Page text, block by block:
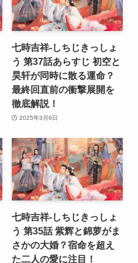
七時吉祥-しちじきっしょ
う 第37話あらすじ 初空と
昊轩が同時に散る運命？
最終回直前の衝撃展開を
徹底解説！
2025年3月6日
七時吉祥-しちじきっしょ
う 第35話 紫辉と錦萝がま
さかの大婚？宿命を超え
た二人の愛に注目！